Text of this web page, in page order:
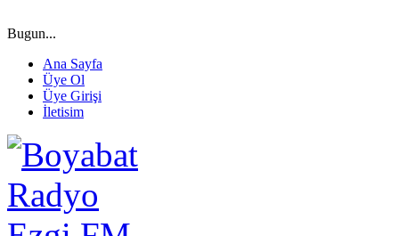
Bugun...
Ana Sayfa
Üye Ol
Üye Girişi
İletisim